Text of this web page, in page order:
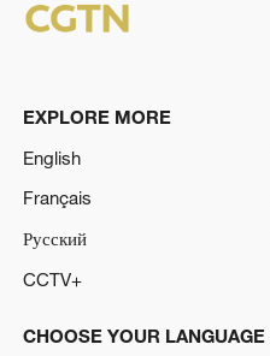
EXPLORE MORE
English
Français
Русский
CCTV+
CHOOSE YOUR LANGUAGE